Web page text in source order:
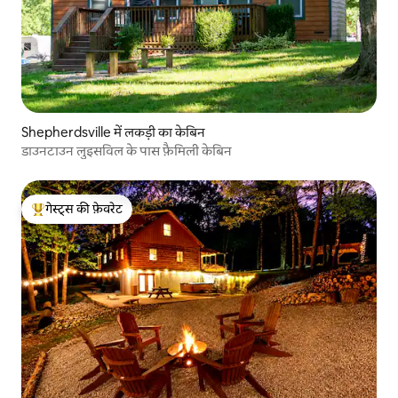
Shepherdsville में लकड़ी का केबिन
डाउनटाउन लुइसविल के पास फ़ैमिली केबिन
गेस्ट्स का टॉप फ़ेवरेट
गेस्ट्स की फ़ेवरेट